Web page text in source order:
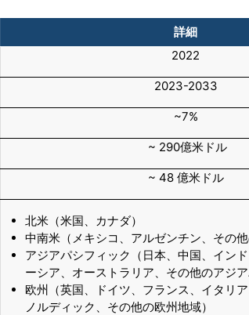
詳細
2022
2023-2033
~7%
~ 290億米ドル
~ 48 億米ドル
北米（米国、カナダ）
中南米（メキシコ、アルゼンチン、その他
アジアパシフィック（日本、中国、イン
ーシア、オーストラリア、その他のアジア
欧州（英国、ドイツ、フランス、イタリア
ノルディック、その他の欧州地域）